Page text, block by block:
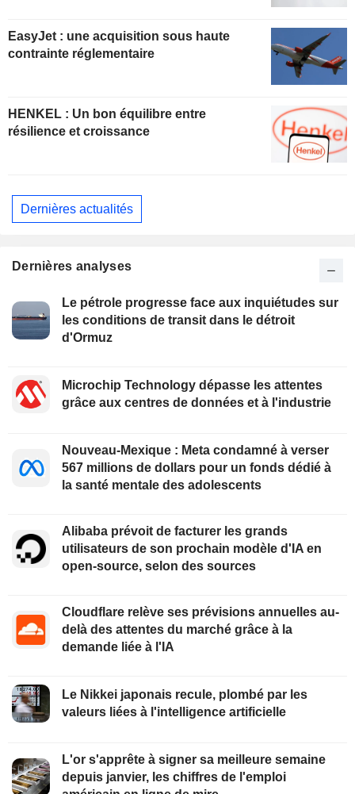
EasyJet : une acquisition sous haute
contrainte réglementaire
HENKEL : Un bon équilibre entre
résilience et croissance
Dernières actualités
Dernières analyses
Le pétrole progresse face aux inquiétudes sur
les conditions de transit dans le détroit
d'Ormuz
Microchip Technology dépasse les attentes
grâce aux centres de données et à l'industrie
Nouveau-Mexique : Meta condamné à verser
567 millions de dollars pour un fonds dédié à
la santé mentale des adolescents
Alibaba prévoit de facturer les grands
utilisateurs de son prochain modèle d'IA en
open-source, selon des sources
Cloudflare relève ses prévisions annuelles au-
delà des attentes du marché grâce à la
demande liée à l'IA
Le Nikkei japonais recule, plombé par les
valeurs liées à l'intelligence artificielle
L'or s'apprête à signer sa meilleure semaine
depuis janvier, les chiffres de l'emploi